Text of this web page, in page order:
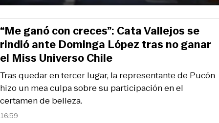
16:59
Tras quedar en tercer lugar, la representante de Pucón
hizo un mea culpa sobre su participación en el
certamen de belleza.
“Me ganó con creces”: Cata Vallejos se
rindió ante Dominga López tras no ganar
el Miss Universo Chile